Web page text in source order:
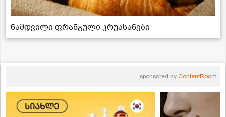
ნამდვილი ფრანგული კრუასანები
sponsored by ContentRoom